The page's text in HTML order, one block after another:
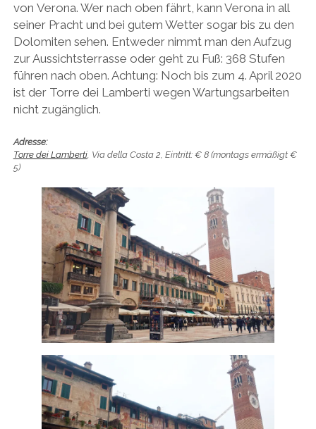
von Verona. Wer nach oben fährt, kann Verona in all
seiner Pracht und bei gutem Wetter sogar bis zu den
Dolomiten sehen. Entweder nimmt man den Aufzug
zur Aussichtsterrasse oder geht zu Fuß: 368 Stufen
führen nach oben. Achtung: Noch bis zum 4. April 2020
ist der Torre dei Lamberti wegen Wartungsarbeiten
nicht zugänglich.
Adresse:
Torre dei Lamberti, Via della Costa 2, Eintritt: € 8 (montags ermäßigt €
5)